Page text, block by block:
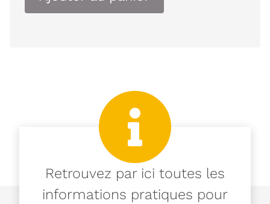
Retrouvez par ici toutes les
informations pratiques pour